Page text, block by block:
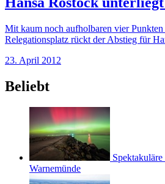
Mit kaum noch aufholbaren vier Punkten
Relegationsplatz rückt der Abstieg für
23. April 2012
Beliebt
Warnemünde